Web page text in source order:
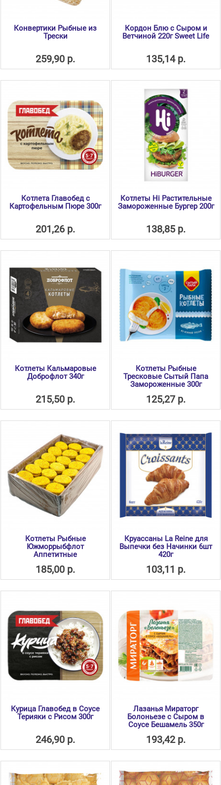
Конвертики Рыбные из
Трески
259,90 р.
Кордон Блю с Сыром и
Ветчиной 220г Sweet Life
135,14 р.
Котлета Главобед с
Картофельным Пюре 300г
201,26 р.
Котлеты Hi Растительные
Замороженные Бургер 200г
138,85 р.
Котлеты Кальмаровые
Доброфлот 340г
215,50 р.
Котлеты Рыбные
Тресковые Сытый Папа
Замороженные 300г
125,27 р.
Котлеты Рыбные
Южморрыбфлот
Аппетитные
185,00 р.
Круассаны La Reine для
Выпечки без Начинки 6шт
420г
103,11 р.
Курица Главобед в Соусе
Терияки с Рисом 300г
246,90 р.
Лазанья Мираторг
Болоньезе с Сыром в
Соусе Бешамель 350г
193,42 р.